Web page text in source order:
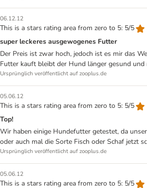
06.12.12
This is a stars rating area from zero to 5: 5/5
super leckeres ausgewogenes Futter
Der Preis ist zwar hoch, jedoch ist es mir das
Futter kauft bleibt der Hund länger gesund
Ursprünglich veröffentlicht auf zooplus.de
05.06.12
This is a stars rating area from zero to 5: 5/5
Top!
Wir haben einige Hundefutter getestet, da
oder auch mal die Sorte Fisch oder Schaf jetzt
Ursprünglich veröffentlicht auf zooplus.de
05.06.12
This is a stars rating area from zero to 5: 5/5